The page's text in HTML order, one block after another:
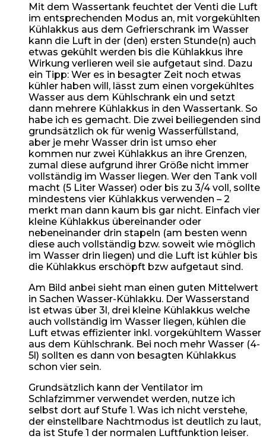
Mit dem Wassertank feuchtet der Venti die Luft
im entsprechenden Modus an, mit vorgekühlten
Kühlakkus aus dem Gefrierschrank im Wasser
kann die Luft in der (den) ersten Stunde(n) auch
etwas gekühlt werden bis die Kühlakkus ihre
Wirkung verlieren weil sie aufgetaut sind. Dazu
ein Tipp: Wer es in besagter Zeit noch etwas
kühler haben will, lässt zum einen vorgekühltes
Wasser aus dem Kühlschrank ein und setzt
dann mehrere Kühlakkus in den Wassertank. So
habe ich es gemacht. Die zwei beiliegenden sind
grundsätzlich ok für wenig Wasserfüllstand,
aber je mehr Wasser drin ist umso eher
kommen nur zwei Kühlakkus an ihre Grenzen,
zumal diese aufgrund ihrer Größe nicht immer
vollständig im Wasser liegen. Wer den Tank voll
macht (5 Liter Wasser) oder bis zu 3/4 voll, sollte
mindestens vier Kühlakkus verwenden – 2
merkt man dann kaum bis gar nicht. Einfach vier
kleine Kühlakkus übereinander oder
nebeneinander drin stapeln (am besten wenn
diese auch vollständig bzw. soweit wie möglich
im Wasser drin liegen) und die Luft ist kühler bis
die Kühlakkus erschöpft bzw aufgetaut sind.
Am Bild anbei sieht man einen guten Mittelwert
in Sachen Wasser-Kühlakku. Der Wasserstand
ist etwas über 3l, drei kleine Kühlakkus welche
auch vollständig im Wasser liegen, kühlen die
Luft etwas effizienter inkl. vorgekühltem Wasser
aus dem Kühlschrank. Bei noch mehr Wasser (4-
5l) sollten es dann von besagten Kühlakkus
schon vier sein.
Grundsätzlich kann der Ventilator im
Schlafzimmer verwendet werden, nutze ich
selbst dort auf Stufe 1. Was ich nicht verstehe,
der einstellbare Nachtmodus ist deutlich zu laut,
da ist Stufe 1 der normalen Luftfunktion leiser.